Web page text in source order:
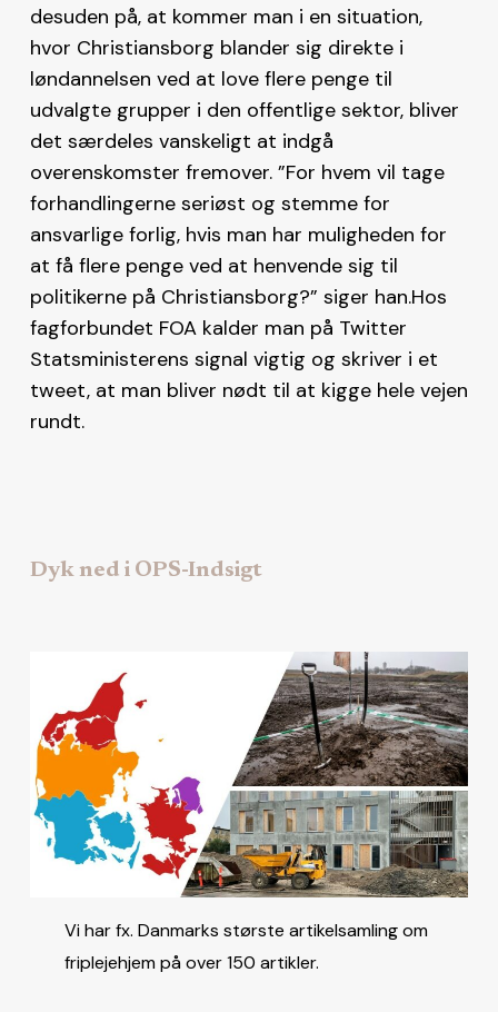
desuden på, at kommer man i en situation,
hvor Christiansborg blander sig direkte i
løndannelsen ved at love flere penge til
udvalgte grupper i den offentlige sektor, bliver
det særdeles vanskeligt at indgå
overenskomster fremover. ”For hvem vil tage
forhandlingerne seriøst og stemme for
ansvarlige forlig, hvis man har muligheden for
at få flere penge ved at henvende sig til
politikerne på Christiansborg?” siger han.Hos
fagforbundet FOA kalder man på Twitter
Statsministerens signal vigtig og skriver i et
tweet, at man bliver nødt til at kigge hele vejen
rundt.
Dyk ned i OPS-Indsigt
Vi har fx. Danmarks største artikelsamling om
friplejehjem på over 150 artikler.